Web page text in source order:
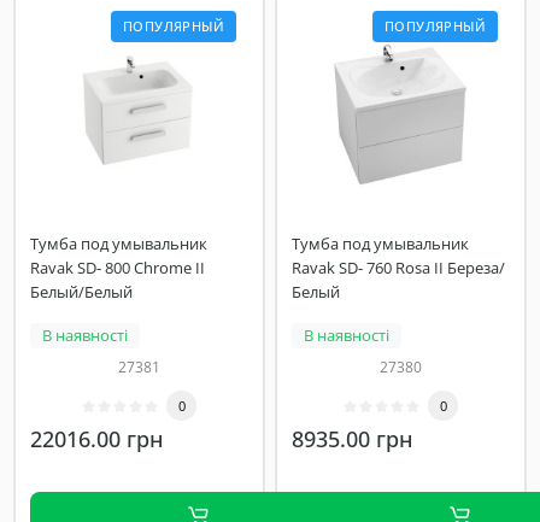
ПОПУЛЯРНЫЙ
Тумба под умывальник
Ravak SD- 800 Chrome II
Белый/Белый
В наявності
27381
0
22016.00 грн
ПОПУЛЯРНЫЙ
Тумба под умывальник
Ravak SD- 760 Rosa II Береза/
Белый
В наявності
27380
0
8935.00 грн